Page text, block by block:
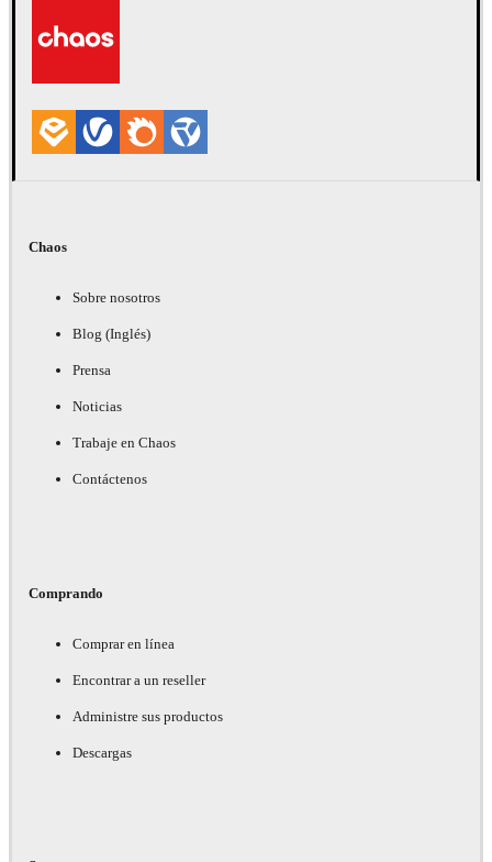
Chaos
Sobre nosotros
Blog (Inglés)
Prensa
Noticias
Trabaje en Chaos
Contáctenos
Comprando
Comprar en línea
Encontrar a un reseller
Administre sus productos
Descargas